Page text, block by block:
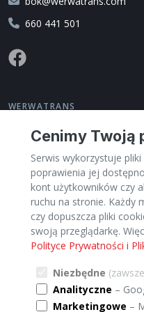
Cenimy Twoją
Serwis wykorzystuje
poprawienia jej
kont użytkowników czy
ruchu na stronie. Każdy
czy dopuszcza pliki
swoją przeglądarkę.
Polityce Prywatności i
Niezbędne
Analityczne –
Marketingowe –
660 441 501
WERWATRANS
O nas
Kontakt
Pomoc
Dla Przewoźników
Transport Meble